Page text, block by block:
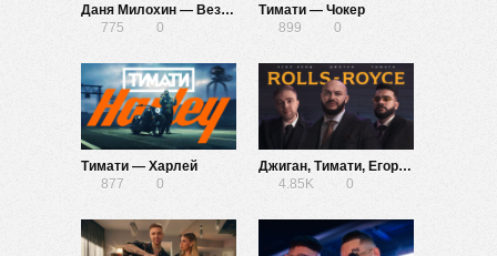
Даня Милохин — Везде топ
775
0
Тимати — Чокер
899
0
Тимати — Харлей
877
0
Джиган, Тимати, Егор Крид — Rolls Royce
4.85K
0